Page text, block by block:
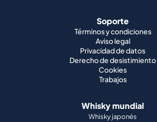
Soporte
Términos y condiciones
Aviso legal
Privacidad de datos
Derecho de desistimiento
Cookies
Trabajos
Whisky mundial
Whisky japonés